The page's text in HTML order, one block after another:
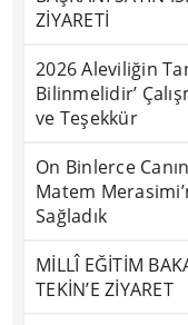
ZİYARETİ
2026 Aleviliğin
Bilinmelidir’
ve Teşekkür
On Binlerce
Matem
Sağladık
MİLLÎ EĞİTİM
TEKİN’E ZİYARET